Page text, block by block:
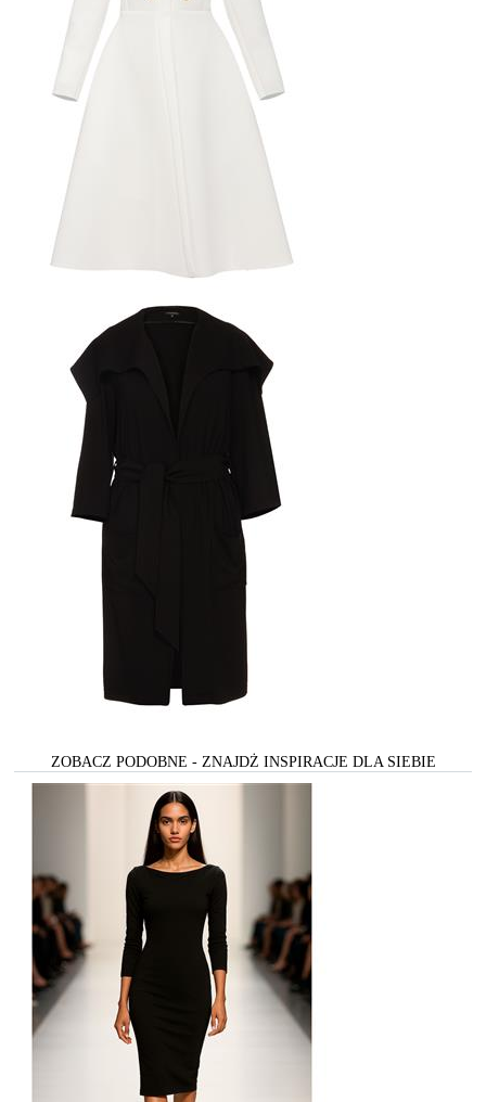
ZOBACZ PODOBNE - ZNAJDŻ INSPIRACJE DLA SIEBIE